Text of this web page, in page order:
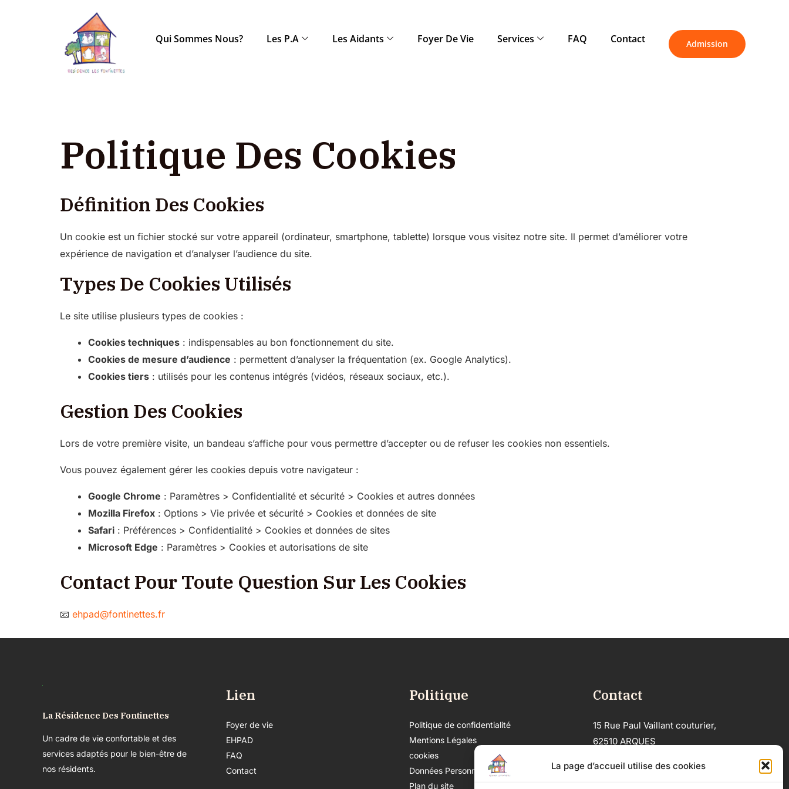
La page d’accueil utilise des cookies
Qui Sommes Nous? Les P.A Les Aidants Foyer De Vie Services FAQ Contact Admission
Politique Des Cookies
Définition Des Cookies
Un cookie est un fichier stocké sur votre appareil (ordinateur, smartphone, tablette) lorsque vous visitez notre site. Il permet d’améliorer votre
expérience de navigation et d’analyser l’audience du site.
Types De Cookies Utilisés
Le site utilise plusieurs types de cookies :
Cookies techniques : indispensables au bon fonctionnement du site.
Cookies de mesure d’audience : permettent d’analyser la fréquentation (ex. Google Analytics).
Cookies tiers : utilisés pour les contenus intégrés (vidéos, réseaux sociaux, etc.).
Gestion Des Cookies
Lors de votre première visite, un bandeau s’affiche pour vous permettre d’accepter ou de refuser les cookies non essentiels.
Vous pouvez également gérer les cookies depuis votre navigateur :
Google Chrome : Paramètres > Confidentialité et sécurité > Cookies et autres données
Mozilla Firefox : Options > Vie privée et sécurité > Cookies et données de site
Safari : Préférences > Confidentialité > Cookies et données de sites
Microsoft Edge : Paramètres > Cookies et autorisations de site
Contact Pour Toute Question Sur Les Cookies
📧 ehpad@fontinettes.fr
La Résidence Des Fontinettes
Un cadre de vie confortable et des
services adaptés pour le bien-être de
nos résidents.
Lien
Foyer de vie
EHPAD
FAQ
Contact
Politique
Politique de confidentialité
Mentions Légales
cookies
Données Personnelles
Plan du site
Contact
15 Rue Paul Vaillant couturier,
62510 ARQUES
ehpad@fontinettes.fr